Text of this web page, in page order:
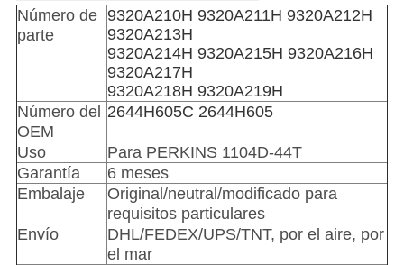
Número de
parte
9320A210H 9320A211H 9320A212H
9320A213H
9320A214H 9320A215H 9320A216H
9320A217H
9320A218H 9320A219H
Número del
OEM
2644H605C 2644H605
Uso
Para PERKINS 1104D-44T
Garantía
6 meses
Embalaje
Original/neutral/modificado para
requisitos particulares
Envío
DHL/FEDEX/UPS/TNT, por el aire, por
el mar